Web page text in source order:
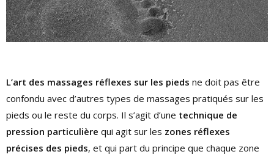
L’art des massages réflexes sur les pieds ne doit pas être
confondu avec d’autres types de massages pratiqués sur les
pieds ou le reste du corps. Il s’agit d’une technique de
pression particulière qui agit sur les zones réflexes
précises des pieds, et qui part du principe que chaque zone